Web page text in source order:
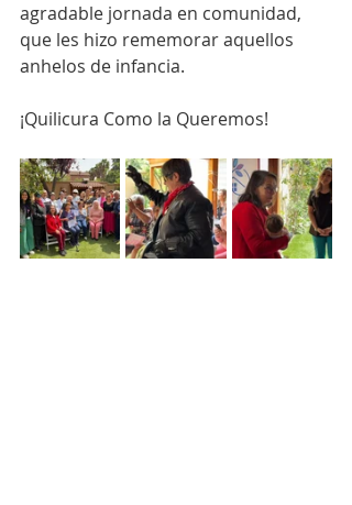
agradable jornada en comunidad,
que les hizo rememorar aquellos
anhelos de infancia.
¡Quilicura Como la Queremos!